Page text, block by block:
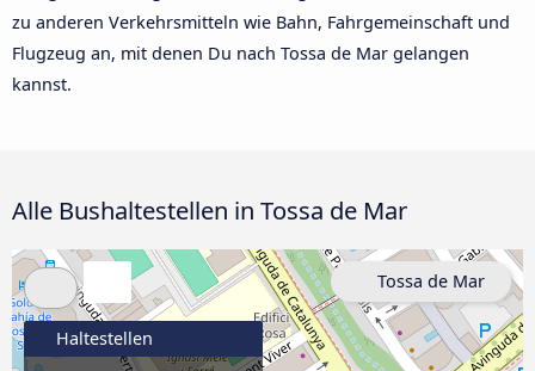
zu anderen Verkehrsmitteln wie Bahn, Fahrgemeinschaft und
Flugzeug an, mit denen Du nach Tossa de Mar gelangen
kannst.
Alle Bushaltestellen in Tossa de Mar
Haltestellen
Tossa de Mar